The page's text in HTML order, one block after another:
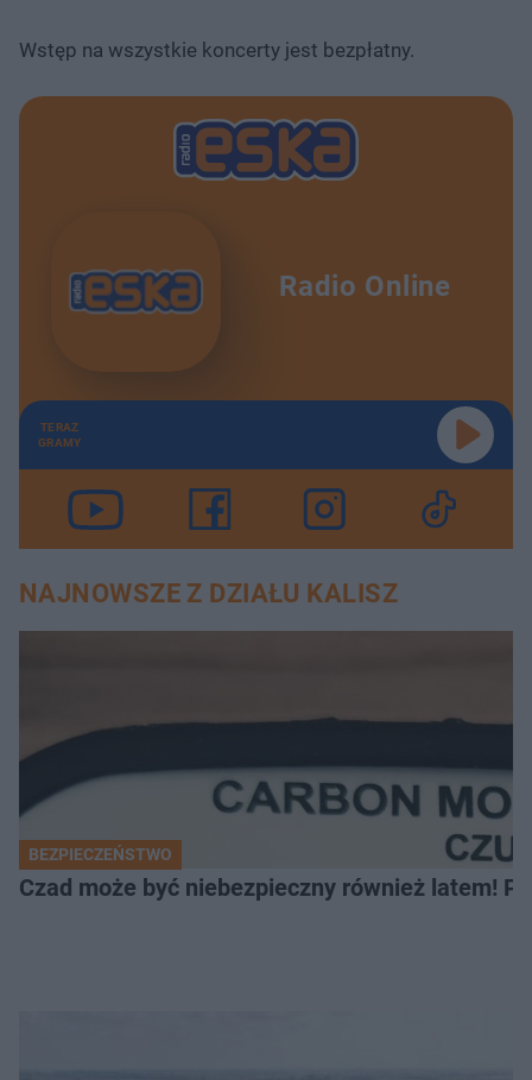
Wstęp na wszystkie koncerty jest bezpłatny.
Radio Online
TERAZ
GRAMY
NAJNOWSZE Z DZIAŁU KALISZ
BEZPIECZEŃSTWO
Czad może być niebezpieczny również latem!